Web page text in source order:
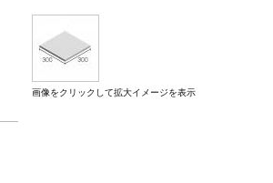
画像をクリックして拡大イメージを表示